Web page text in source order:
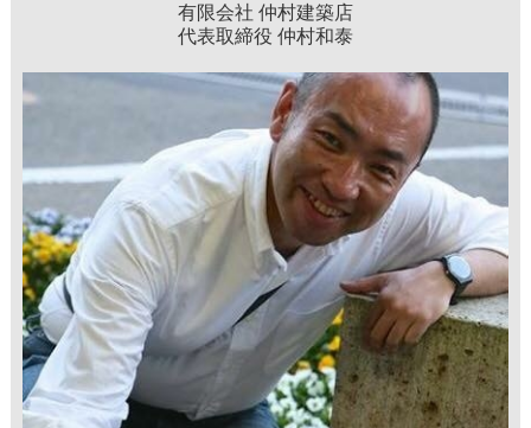
有限会社 仲村建築店
代表取締役 仲村和泰